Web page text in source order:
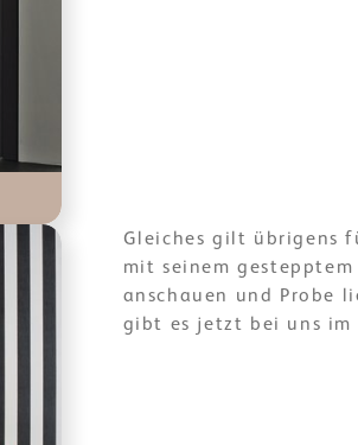
Gleiches gilt übrigens
mit seinem
anschauen und Probe
gibt es jetzt bei uns im